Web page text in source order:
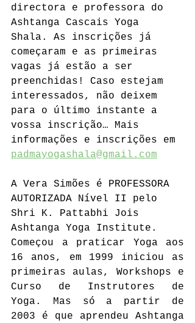
directora e professora do
Ashtanga Cascais Yoga
Shala. As inscrições já
começaram e as primeiras
vagas já estão a ser
preenchidas! Caso estejam
interessados, não deixem
para o último instante a
vossa inscrição… Mais
informações e inscrições em
padmayogashala@gmail.com
A Vera Simões é PROFESSORA
AUTORIZADA Nível II pelo
Shri K. Pattabhi Jois
Ashtanga Yoga Institute.
Começou a praticar Yoga aos
16 anos, em 1999 iniciou as
primeiras aulas, Workshops e
Curso de Instrutores de
Yoga. Mas só a partir de
2003 é que aprendeu Ashtanga